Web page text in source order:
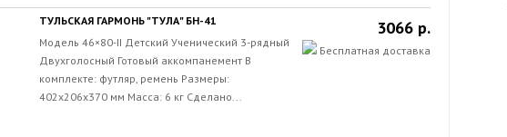
ТУЛЬСКАЯ ГАРМОНЬ "ТУЛА" БН-41
Модель 46×80-II Детский Ученический 3-рядный
Двухголосный Готовый аккомпанемент В
комплекте: футляр, ремень Размеры:
402х206х370 мм Масса: 6 кг Сделано...
3066 р.
Бесплатная доставка